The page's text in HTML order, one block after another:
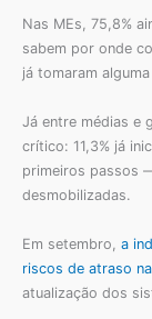
Nas MEs, 75,8%
sabem por onde
já tomaram
Já entre médias e
crítico: 11,3% já
primeiros passos
desmobilizadas.
Em setembro, a
riscos de atraso
atualização dos